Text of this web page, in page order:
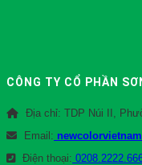
CÔNG TY CỔ PHẦN
Địa chỉ: TDP Núi II,
Email:
Điện thoại: